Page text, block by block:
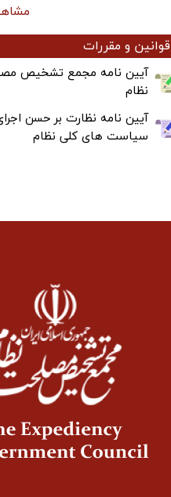
قوانین و مقررات
آیین نامه مجمع تشخیص
نظام
آیین نامه نظارت بر حسن
سیاست های کلی نظام